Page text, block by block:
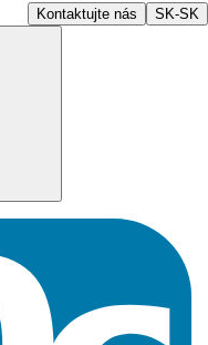
Kontaktujte nás SK-SK